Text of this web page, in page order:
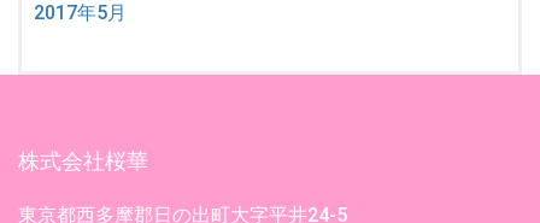
2017年5月
株式会社桜華
東京都西多摩郡日の出町大字平井24-5